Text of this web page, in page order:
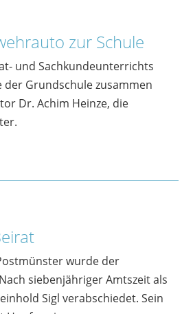
zur Schule
und Sachkundeunterrichts
der Grundschule zusammen
Dr. Achim Heinze, die
wurde der
siebenjähriger Amtszeit als
Sigl verabschiedet. Sein